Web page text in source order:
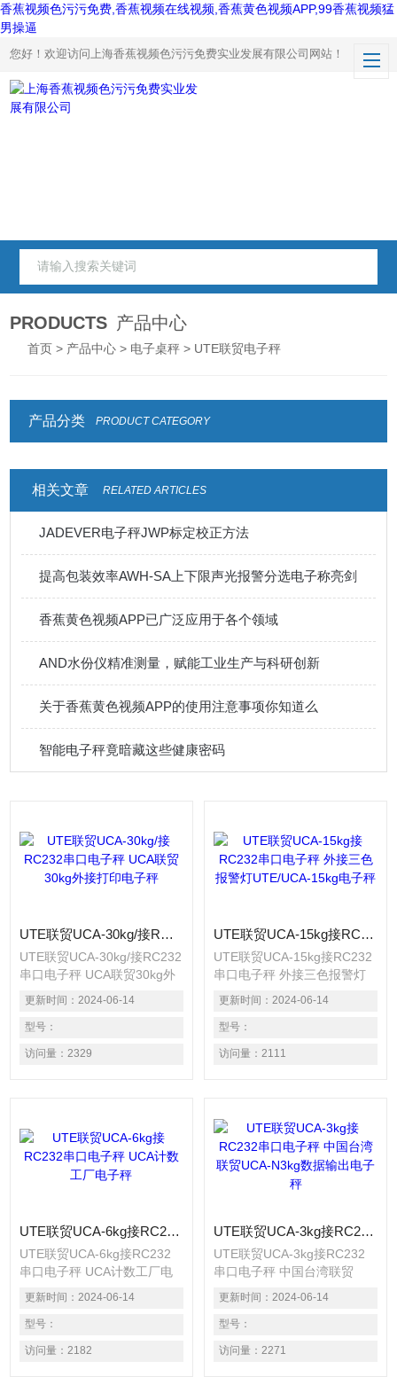
香蕉视频色污污免费,香蕉视频在线视频,香蕉黄色视频APP,99香蕉视频猛
男操逼
您好！欢迎访问上海香蕉视频色污污免费实业发展有限公司网站！
PRODUCTS 产品中心
首页 > 产品中心 > 电子桌秤 > UTE联贸电子秤
产品分类 PRODUCT CATEGORY
相关文章 RELATED ARTICLES
JADEVER电子秤JWP标定校正方法
提高包装效率AWH-SA上下限声光报警分选电子称亮剑
香蕉黄色视频APP已广泛应用于各个领域
AND水份仪精准测量，赋能工业生产与科研创新
关于香蕉黄色视频APP的使用注意事项你知道么
智能电子秤竟暗藏这些健康密码
UTE联贸UCA-30kg/接RC232串口电子秤 UCA联贸30kg外接打印电子秤
UTE联贸UCA-30kg/接RC232
串口电子秤 UCA联贸30kg外
接打印电子秤 使用高精度传
感器,精度达
1/15000~1/30000. 采用大型
液晶显示,明显易读. 交直流两
用配备充电电池. 内置重量单
更新时间： 2024-06-14
型号：
访问量： 2329
UTE联贸UCA-15kg接RC232串口电子秤 外接三色报警灯UTE/UCA-15kg电子秤
UTE联贸UCA-15kg接RC232
串口电子秤 外接三色报警灯
UTE/UCA-15kg电子秤 使用
高精度传感器,精度达
1/15000~1/30000. 采用大型
液晶显示,明显易读. 交直流两
用配备充电电池. 内置重量单
功能.
更新时间： 2024-06-14
型号：
访问量： 2111
UTE联贸UCA-6kg接RC232串口电子秤 UCA计数工厂电子秤
UTE联贸UCA-6kg接RC232
串口电子秤 UCA计数工厂电
子秤 使用高精度传感器,精度
达1/15000~1/30000. 采用大
型液晶显示,明显易读. 交直流
两用配备充电电池. 内置重量
单位可选择kg/1b. 具备自动归
更新时间： 2024-06-14
型号：
访问量： 2182
UTE联贸UCA-3kg接RC232串口电子秤 中国台湾联贸UCA-N3kg数据输出电子秤
UTE联贸UCA-3kg接RC232
串口电子秤 中国台湾联贸
UCA-N3kg数据输出电子秤 使
用高精度传感器,精度达
1/15000~1/30000. 采用大型
液晶显示,明显易读. 交直流两
用配备充电电池. 内置重量单
更新时间： 2024-06-14
型号：
访问量： 2271